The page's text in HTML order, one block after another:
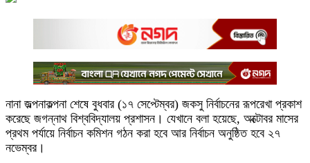
নানা জল্পনাকল্পনা শেষে বুধবার (১৭ সেপ্টেম্বর) জকসু নির্বাচনের রূপরেখা প্রকাশ
করেছে জগন্নাথ বিশ্ববিদ্যালয় প্রশাসন। যেখানে বলা হয়েছে, অক্টোবর মাসের
প্রথম পর্যায়ে নির্বাচন কমিশন গঠন করা হবে আর নির্বাচন অনুষ্ঠিত হবে ২৭
নভেম্বর।